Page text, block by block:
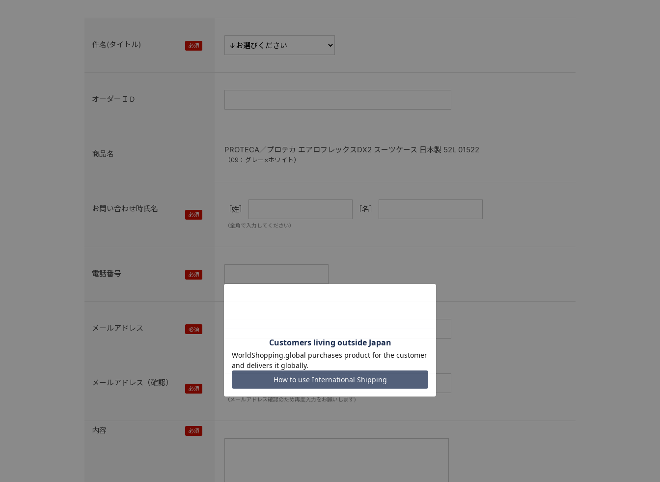
件名(タイトル)
オーダーＩＤ
商品名 PROTECA／プロテカ エアロフレックスDX2 スーツケース 日本製 52L 01522
（09：グレー×ホワイト）
お問い合わせ時氏名 ［姓］ ［名］
（全角で入力してください）
電話番号
メールアドレス
メールアドレス（確認）
（メールアドレス確認のため再度入力をお願いします)
内容